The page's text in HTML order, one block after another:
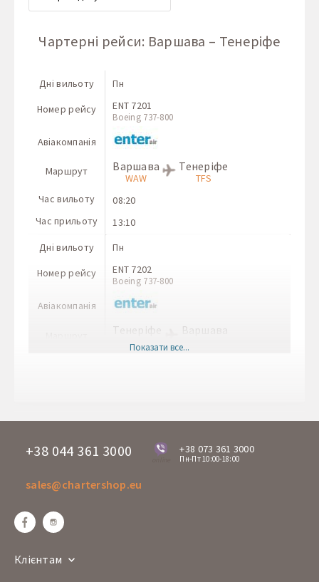
Чартерні рейси: Варшава – Тенеріфе
Дні вильоту
Номер рейсу
Авіакомпанія
Маршрут
Час вильоту
Час прильоту
Пн
ENT 7201
Boeing 737-800
Варшава
WAW
Тенеріфе
TFS
08:20
13:10
Дні вильоту
Номер рейсу
Авіакомпанія
Пн
ENT 7202
Boeing 737-800
Тенеріфе
TFS
Варшава
Час вильоту
Boeing 737-800
Варшава
Показати все...
+38 044 361 3000
online
+38 073 361 3000
Пн-Пт 10:00-18:00
sales@chartershop.eu
Клієнтам